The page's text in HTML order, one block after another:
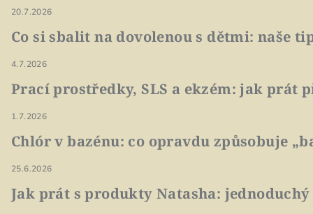
20.7.2026
Co si sbalit na dovolenou s dětmi: naše
4.7.2026
Prací prostředky, SLS a ekzém: jak prát
1.7.2026
Chlór v bazénu: co opravdu způsobuje
25.6.2026
Jak prát s produkty Natasha: